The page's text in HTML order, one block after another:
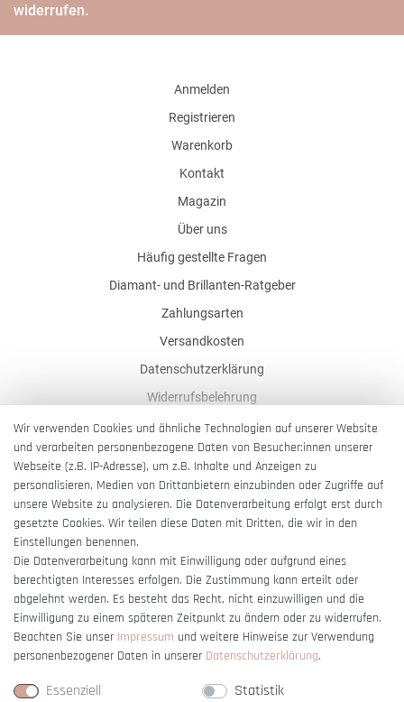
widerrufen.
Anmelden
Registrieren
Warenkorb
Kontakt
Magazin
Über uns
Häufig gestellte Fragen
Diamant- und Brillanten-Ratgeber
Zahlungsarten
Versandkosten
Datenschutzerklärung
Widerrufsbelehrung
AGB
Impressum
Barrierefreiheitserklärung
Vertrag widerrufen
Wir verwenden Cookies und ähnliche Technologien auf unserer Website
und verarbeiten personenbezogene Daten von Besucher:innen unserer
Webseite (z.B. IP-Adresse), um z.B. Inhalte und Anzeigen zu
personalisieren, Medien von Drittanbietern einzubinden oder Zugriffe auf
unsere Website zu analysieren. Die Datenverarbeitung erfolgt erst durch
gesetzte Cookies. Wir teilen diese Daten mit Dritten, die wir in den
Einstellungen benennen.
Die Datenverarbeitung kann mit Einwilligung oder aufgrund eines
berechtigten Interesses erfolgen. Die Zustimmung kann erteilt oder
abgelehnt werden. Es besteht das Recht, nicht einzuwilligen und die
Einwilligung zu einem späteren Zeitpunkt zu ändern oder zu widerrufen.
Beachten Sie unser Impressum und weitere Hinweise zur Verwendung
personenbezogener Daten in unserer Daten­schutz­erklärung.
Essenziell Statistik